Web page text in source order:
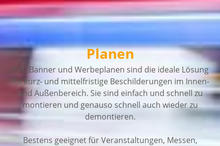
Planen
PVC-Banner und Werbeplanen sind die ideale Lösung
für kurz- und mittelfristige Beschilderungen im Innen-
und Außenbereich. Sie sind einfach und schnell zu
montieren und genauso schnell auch wieder zu
demontieren.
Bestens geeignet für Veranstaltungen, Messen,